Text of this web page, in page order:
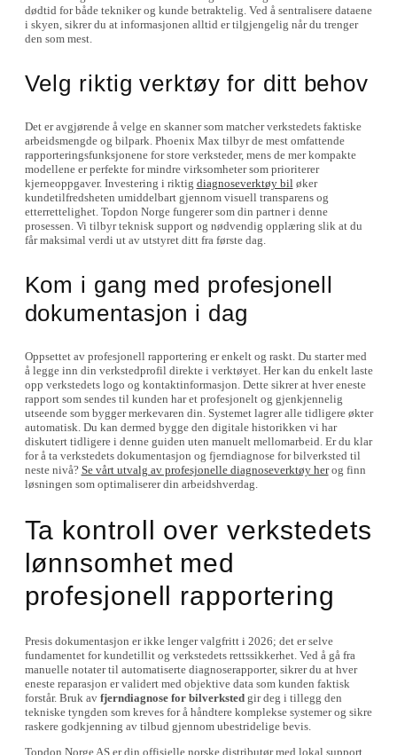
dødtid for både tekniker og kunde betraktelig. Ved å sentralisere dataene
i skyen, sikrer du at informasjonen alltid er tilgjengelig når du trenger
den som mest.
Velg riktig verktøy for ditt behov
Det er avgjørende å velge en skanner som matcher verkstedets faktiske
arbeidsmengde og bilpark. Phoenix Max tilbyr de mest omfattende
rapporteringsfunksjonene for store verksteder, mens de mer kompakte
modellene er perfekte for mindre virksomheter som prioriterer
kjerneoppgaver. Investering i riktig diagnoseverktøy biløker
kundetilfredsheten umiddelbart gjennom visuell transparens og
etterrettelighet. Topdon Norge fungerer som din partner i denne
prosessen. Vi tilbyr teknisk support og nødvendig opplæring slik at du
får maksimal verdi ut av utstyret ditt fra første dag.
Kom i gang med profesjonell
dokumentasjon i dag
Oppsettet av profesjonell rapportering er enkelt og raskt. Du starter med
å legge inn din verkstedprofil direkte i verktøyet. Her kan du enkelt laste
opp verkstedets logo og kontaktinformasjon. Dette sikrer at hver eneste
rapport som sendes til kunden har et profesjonelt og gjenkjennelig
utseende som bygger merkevaren din. Systemet lagrer alle tidligere økter
automatisk. Du kan dermed bygge den digitale historikken vi har
diskutert tidligere i denne guiden uten manuelt mellomarbeid. Er du klar
for å ta verkstedets dokumentasjon og fjerndiagnose for bilverksted til
neste nivå? Se vårt utvalg av profesjonelle diagnoseverktøy herog finn
løsningen som optimaliserer din arbeidshverdag.
Ta kontroll over verkstedets
lønnsomhet med
profesjonell rapportering
Presis dokumentasjon er ikke lenger valgfritt i 2026; det er selve
fundamentet for kundetillit og verkstedets rettssikkerhet. Ved å gå fra
manuelle notater til automatiserte diagnoserapporter, sikrer du at hver
eneste reparasjon er validert med objektive data som kunden faktisk
forstår. Bruk av fjerndiagnose for bilverkstedgir deg i tillegg den
tekniske tyngden som kreves for å håndtere komplekse systemer og sikre
raskere godkjenning av tilbud gjennom ubestridelige bevis.
Topdon Norge AS er din offisielle norske distributør med lokal support